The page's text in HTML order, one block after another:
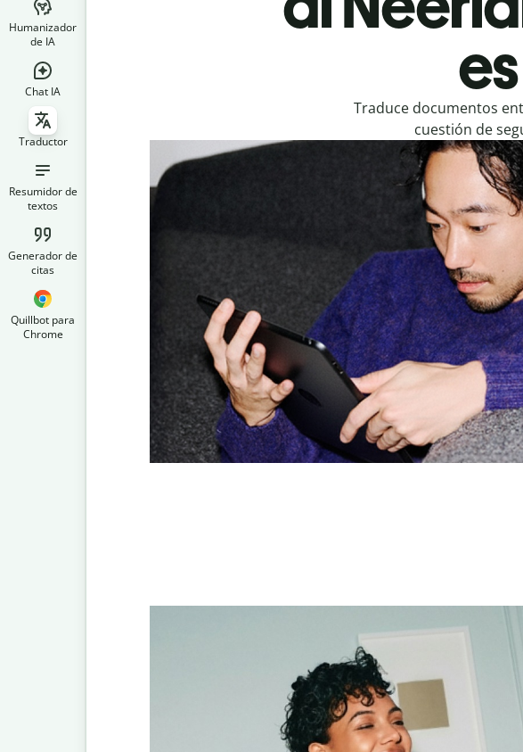
Humanizador
de IA
Chat IA
Traductor
Resumidor de
textos
Generador de
citas
Quillbot para
Chrome
Traduce documentos
cuestión de